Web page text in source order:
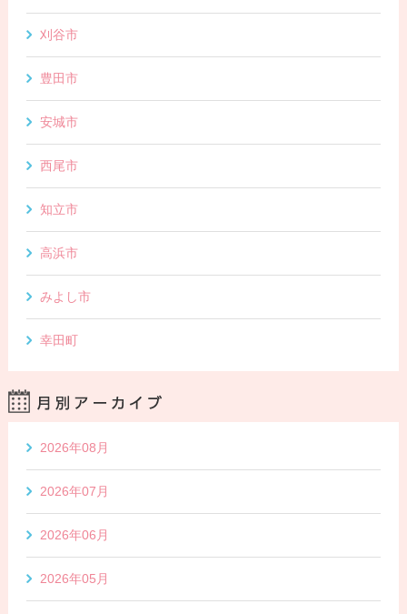
刈谷市
豊田市
安城市
西尾市
知立市
高浜市
みよし市
幸田町
2026年08月
2026年07月
2026年06月
2026年05月